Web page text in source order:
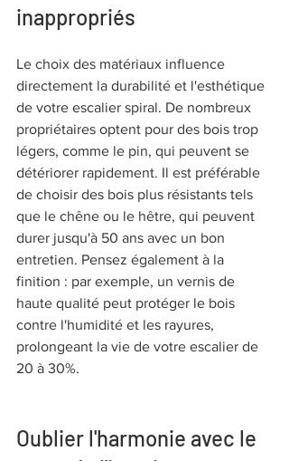
inappropriés
Le choix des matériaux influence
directement la durabilité et l'esthétique
de votre escalier spiral. De nombreux
propriétaires optent pour des bois trop
légers, comme le pin, qui peuvent se
détériorer rapidement. Il est préférable
de choisir des bois plus résistants tels
que le chêne ou le hêtre, qui peuvent
durer jusqu'à 50 ans avec un bon
entretien. Pensez également à la
finition : par exemple, un vernis de
haute qualité peut protéger le bois
contre l'humidité et les rayures,
prolongeant la vie de votre escalier de
20 à 30%.
Oublier l'harmonie avec le